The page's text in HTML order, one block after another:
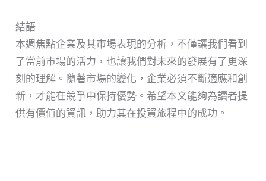
結語
本週焦點企業及其市場表現的分析，不僅讓我們看到
了當前市場的活力，也讓我們對未來的發展有了更深
刻的理解。隨著市場的變化，企業必須不斷適應和創
新，才能在競爭中保持優勢。希望本文能夠為讀者提
供有價值的資訊，助力其在投資旅程中的成功。